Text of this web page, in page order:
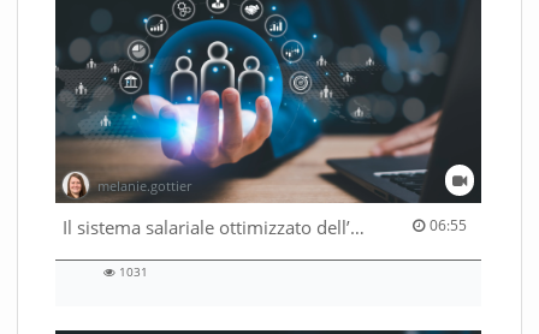
melanie.gottier
Il sistema salariale ottimizzato dell’Amministrazione federale 06:55
06:55 duration
1031